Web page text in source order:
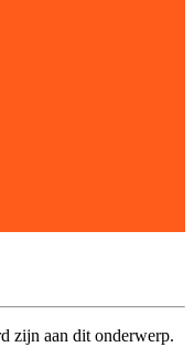
zijn aan dit onderwerp.